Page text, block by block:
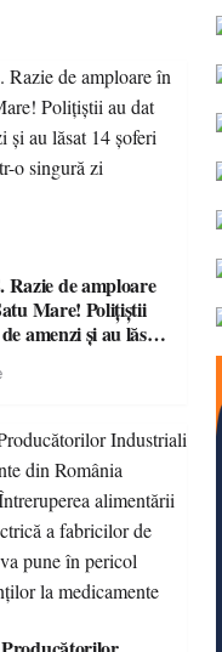
de amploare
Mare! Polițiștii
amenzi și au lăsat